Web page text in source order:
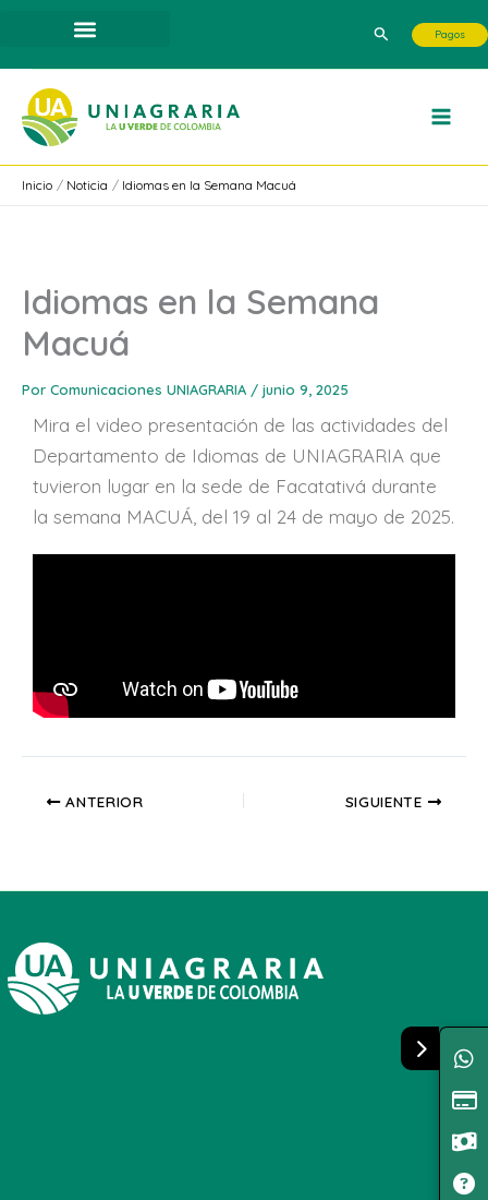
contenido
Buscar Pagos
Inicio Noticia Idiomas en la Semana Macuá
Idiomas en la Semana
Macuá
Por Comunicaciones UNIAGRARIA / junio 9, 2025
Mira el video presentación de las actividades del
Departamento de Idiomas de UNIAGRARIA que
tuvieron lugar en la sede de Facatativá durante
la semana MACUÁ, del 19 al 24 de mayo de 2025.
ANTERIOR SIGUIENTE